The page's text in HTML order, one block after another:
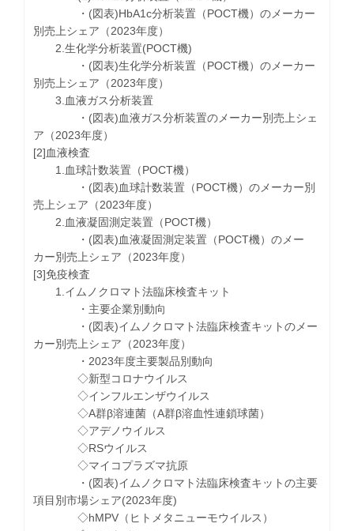
・(図表)HbA1c分析装置（POCT機）のメーカー
別売上シェア（2023年度）
2.生化学分析装置(POCT機)
・(図表)生化学分析装置（POCT機）のメーカー
別売上シェア（2023年度）
3.血液ガス分析装置
・(図表)血液ガス分析装置のメーカー別売上シェ
ア（2023年度）
[2]血液検査
1.血球計数装置（POCT機）
・(図表)血球計数装置（POCT機）のメーカー別
売上シェア（2023年度）
2.血液凝固測定装置（POCT機）
・(図表)血液凝固測定装置（POCT機）のメー
カー別売上シェア（2023年度）
[3]免疫検査
1.イムノクロマト法臨床検査キット
・主要企業別動向
・(図表)イムノクロマト法臨床検査キットのメー
カー別売上シェア（2023年度）
・2023年度主要製品別動向
◇新型コロナウイルス
◇インフルエンザウイルス
◇A群β溶連菌（A群β溶血性連鎖球菌）
◇アデノウイルス
◇RSウイルス
◇マイコプラズマ抗原
・(図表)イムノクロマト法臨床検査キットの主要
項目別市場シェア(2023年度)
◇hMPV（ヒトメタニューモウイルス）